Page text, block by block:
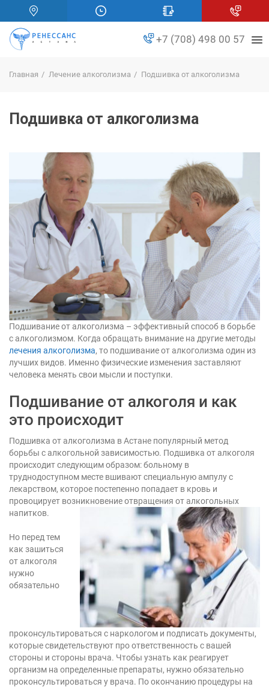
+7 (708) 498 00 57
Главная Лечение алкоголизма Подшивка от алкоголизма
Подшивка от алкоголизма
Подшивание от алкоголизма – эффективный способ в борьбе
с алкоголизмом. Когда обращать внимание на другие методы
лечения алкоголизма, то подшивание от алкоголизма один из
лучших видов. Именно физические изменения заставляют
человека менять свои мысли и поступки.
Подшивание от алкоголя и как
это происходит
Подшивка от алкоголизма в Астане популярный метод
борьбы с алкогольной зависимостью. Подшивка от алкоголя
происходит следующим образом: больному в
труднодоступном месте вшивают специальную ампулу с
лекарством, которое постепенно попадает в кровь и
провоцирует возникновение отвращения от алкогольных
напитков.
Но перед тем
как зашиться
от алкоголя
нужно
обязательно
проконсультироваться с наркологом и подписать документы,
которые свидетельствуют про ответственность с вашей
стороны и стороны врача. Чтобы узнать как реагирует
организм на определенные препараты, нужно обязательно
проконсультироваться у врача. По окончанию процедуры на